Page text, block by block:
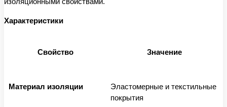
Характеристики
Свойство Значение
Материал изоляции
Эластомерные и текстильные
покрытия